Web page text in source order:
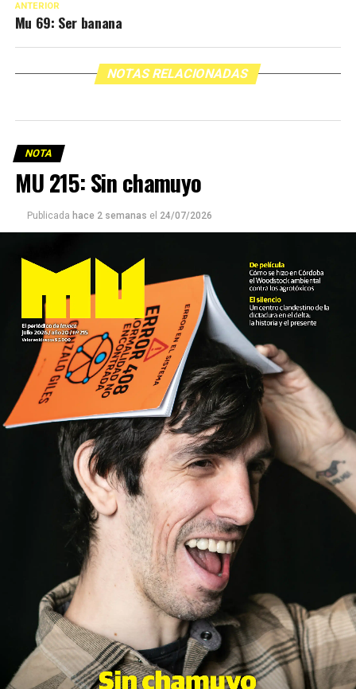
ANTERIOR
Mu 69: Ser banana
NOTAS RELACIONADAS
NOTA
MU 215: Sin chamuyo
Publicada hace 2 semanas el 24/07/2026